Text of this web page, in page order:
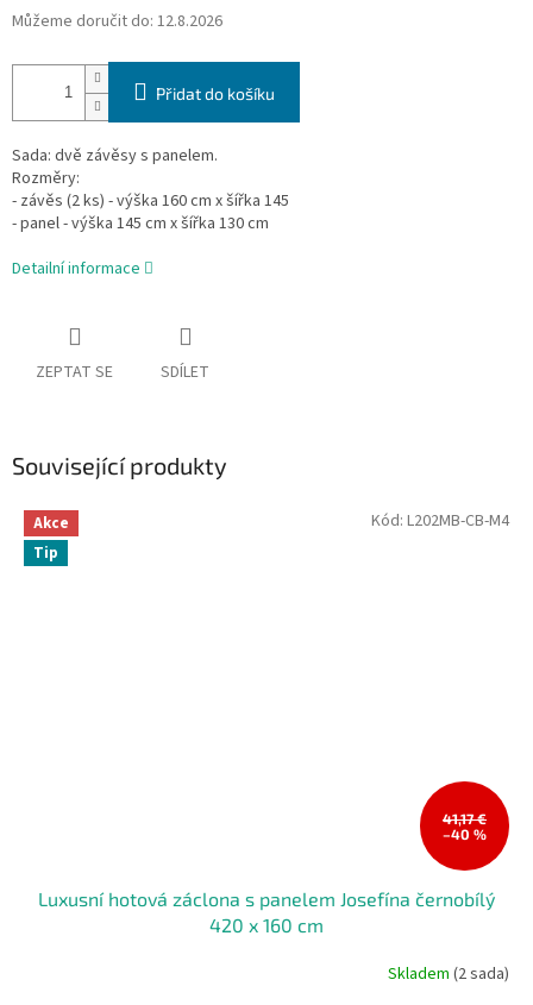
Můžeme doručit do: 12.8.2026
Přidat do košíku
Sada: dvě závěsy s panelem.
Rozměry:
- závěs (2 ks) - výška 160 cm x šířka 145
- panel - výška 145 cm x šířka 130 cm
Detailní informace
ZEPTAT SE SDÍLET
Související produkty
Akce
Tip
41,17 €
–40 %
Luxusní hotová záclona s panelem Josefína černobílý
420 x 160 cm
Skladem (2 sada)
Kód: L202MB-CB-M4